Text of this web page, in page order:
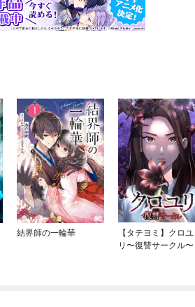
結界師の一輪華
【タテヨミ】クロユ
リ〜復讐サークル〜